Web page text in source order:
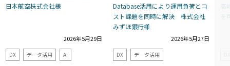
日本航空株式会社様
2026年5月29日
DX データ活用 AI
Database活用により運用負荷とコ
スト課題を同時に解決 株式会社
みずほ銀行様
2026年5月27日
DX データ活用
高